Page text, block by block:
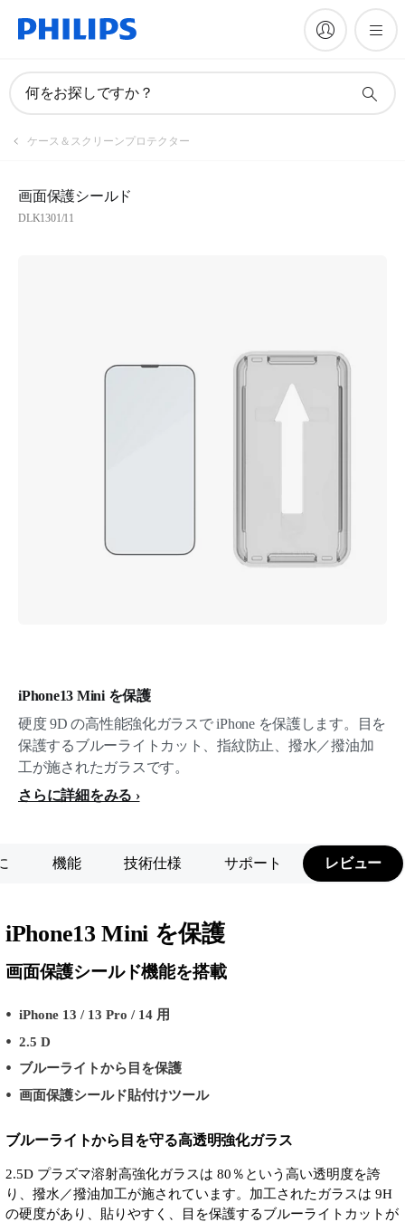
何をお探しですか？
ケース＆スクリーンプロテクター
画面保護シールド
DLK1301/11
iPhone13 Mini を保護
硬度 9D の高性能強化ガラスで iPhone を保護します。目を
保護するブルーライトカット、指紋防止、撥水／撥油加
工が施されたガラスです。
さらに詳細をみる
機能 技術仕様 サポート レビュー
iPhone13 Mini を保護
画面保護シールド機能を搭載
iPhone 13 / 13 Pro / 14 用
2.5 D
ブルーライトから目を保護
画面保護シールド貼付けツール
ブルーライトから目を守る高透明強化ガラス
2.5D プラズマ溶射高強化ガラスは 80％という高い透明度を誇
り、撥水／撥油加工が施されています。加工されたガラスは 9H
の硬度があり、貼りやすく、目を保護するブルーライトカットが